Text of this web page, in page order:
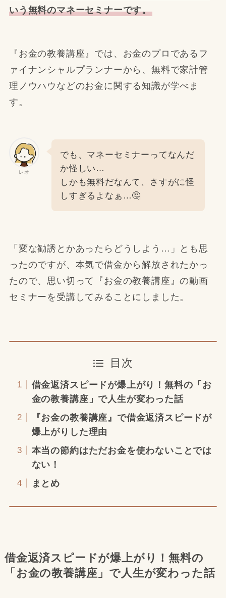
いう無料のマネーセミナーです。
『お金の教養講座』では、お金のプロであるフ
ァイナンシャルプランナーから、無料で家計管
理ノウハウなどのお金に関する知識が学べま
す。
レオ
でも、マネーセミナーってなんだ
か怪しい…
しかも無料だなんて、さすがに怪
しすぎるよなぁ…🤔
「変な勧誘とかあったらどうしよう…」とも思
ったのですが、本気で借金から解放されたかっ
たので、思い切って『お金の教養講座』の動画
セミナーを受講してみることにしました。
目次
借金返済スピードが爆上がり！無料の「お
金の教養講座」で人生が変わった話
『お金の教養講座』で借金返済スピードが
爆上がりした理由
本当の節約はただお金を使わないことでは
ない！
まとめ
借金返済スピードが爆上がり！無料の
「お金の教養講座」で人生が変わった話